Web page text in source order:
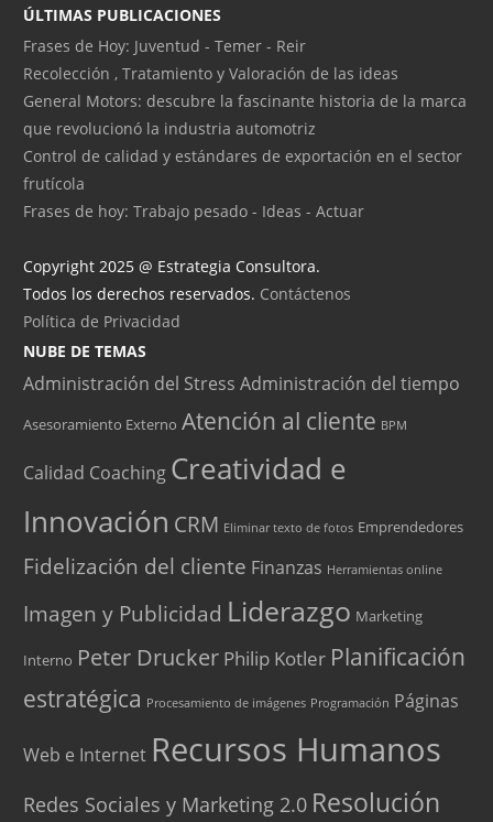
ÚLTIMAS PUBLICACIONES
Frases de Hoy: Juventud - Temer - Reir
Recolección , Tratamiento y Valoración de las ideas
General Motors: descubre la fascinante historia de la marca
que revolucionó la industria automotriz
Control de calidad y estándares de exportación en el sector
frutícola
Frases de hoy: Trabajo pesado - Ideas - Actuar
Copyright 2025 @ Estrategia Consultora.
Todos los derechos reservados. Contáctenos
Política de Privacidad
NUBE DE TEMAS
Administración del Stress Administración del tiempo
Asesoramiento Externo Atención al cliente BPM
Calidad Coaching Creatividad e
Innovación CRM Eliminar texto de fotos Emprendedores
Fidelización del cliente Finanzas Herramientas online
Imagen y Publicidad Liderazgo Marketing
Interno Peter Drucker Philip Kotler Planificación
estratégica Procesamiento de imágenes Programación Páginas
Web e Internet Recursos Humanos
Redes Sociales y Marketing 2.0 Resolución